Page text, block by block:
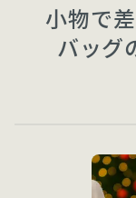
小物で
バッグ